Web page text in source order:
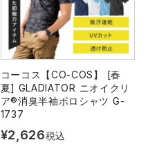
コーコス【CO-COS】 [春
夏] GLADIATOR ニオイクリ
ア®消臭半袖ポロシャツ G-
1737
¥2,626税込